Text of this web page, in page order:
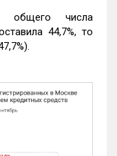
общего числа
44,7%, то